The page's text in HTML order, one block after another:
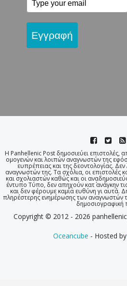
Εγγραφή
Η Panhellenic Post δημοσιεύει επιστολές,
ομογενών και λοιπών αναγνωστών της
ευπρέπειας και της δεοντολογίας.
αναγνωστών της. Τα σχόλια, οι επιστολές
και σχολιαστών καθώς και οι
έντυπο Τύπο, δεν απηχούν κατ΄ ανάγκην
και δεν φέρουμε καμία ευθύνη γι αυτά.
πληρέστερης ενημέρωσης των αναγνωστών
δημοσιογραφική
Copyright © 2012 - 2026
Oceancube - Hosted by